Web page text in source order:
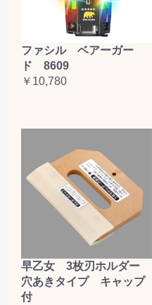
ファシル ベアーガー
ド 8609
￥10,780
早乙女 3枚刃ホルダー
穴あきタイプ キャップ
付